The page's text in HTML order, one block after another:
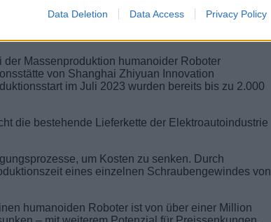
Data Deletion Data Access Privacy Policy
und sinkende Kosten
Massenproduktion humanoider Roboter
von Shanghai Zhiyuan Innovation
im Juli 2023 wurden bereits bis zu 2.000
die bestehende Lieferkette der Elektroautoindustrie
um Kosten zu senken. Durch
eines einzelnen Schraubengewindes von
humanoiden Roboter ist von über einer Million